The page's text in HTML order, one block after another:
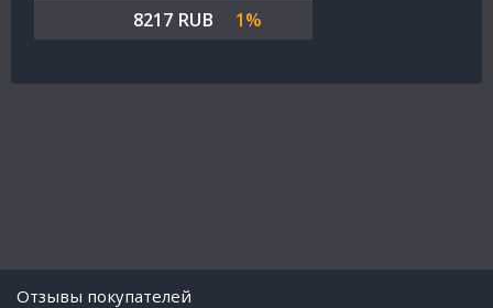
8217 RUB
1%
Отзывы покупателей